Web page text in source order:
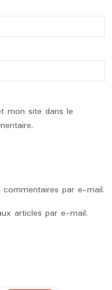
mon site dans le
par e-mail.
articles par e-mail.